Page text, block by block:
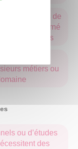
et les impacts de
concerné
outils avancés
métiers ou
ou d’études
des